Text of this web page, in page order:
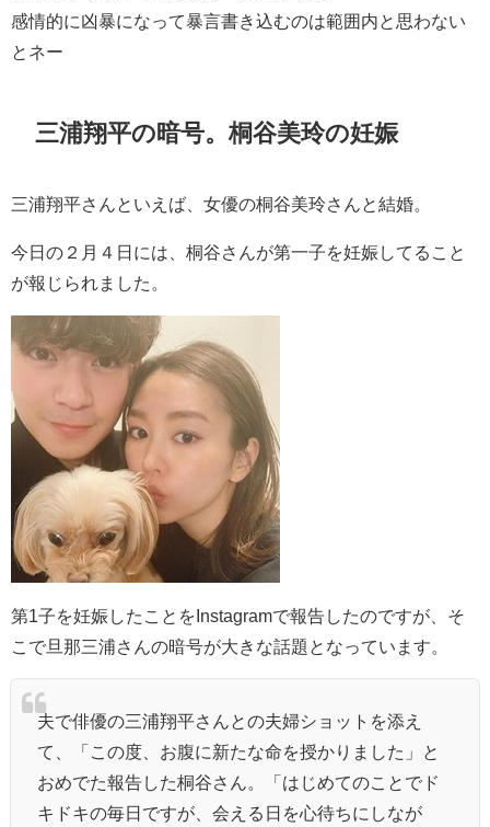
感情的に凶暴になって暴言書き込むのは範囲内と思わない
とネー
三浦翔平の暗号。桐谷美玲の妊娠
三浦翔平さんといえば、女優の桐谷美玲さんと結婚。
今日の２月４日には、 桐谷さんが第一子を妊娠してること
が報じられました。
第1子を妊娠したことをInstagramで報告したのですが、そ
こで旦那三浦さんの暗号が大きな話題となっています。
夫で俳優の三浦翔平さんとの夫婦ショットを添え
て、「この度、お腹に新たな命を授かりました」と
おめでた報告した桐谷さん。「はじめてのことでド
キドキの毎日ですが、会える日を心待ちにしなが